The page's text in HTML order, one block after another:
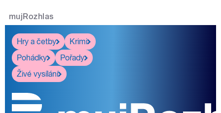
mujRozhlas
Hry a četby
Krimi
Pohádky
Pořady
Živé vysílání